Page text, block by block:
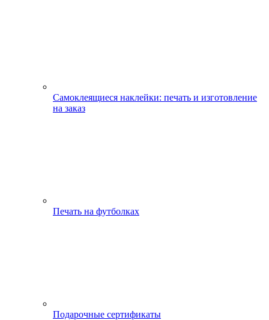
Самоклеящиеся наклейки: печать и изготовление
на заказ
Печать на футболках
Подарочные сертификаты